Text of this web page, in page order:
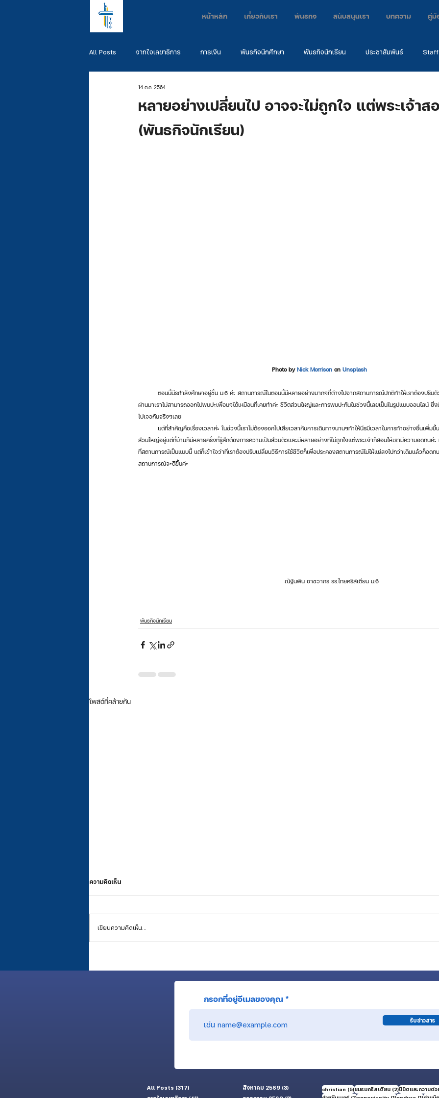
หน้าหลัก เกี่ยวกับเรา พันธกิจ สนับสนุนเรา บทความ คู่มื
All Posts จากใจเลขาธิการ การเงิน พันธกิจนักศึกษา พันธกิจนักเรียน ประชาสัมพันธ์ Staff
พันธกิจผู้สำเร็จการศึกษา
หลายอย่างเปลี่ยนไป อาจจะไม่ถูกใจ แต่พระเจ้า
(พันธกิจนักเรียน)
14 ต.ค. 2564
Photo by Nick Morrison on Unsplash
ผ่านมาเราไม่สามารถออกไปพบปะเพื่อนๆได้เหมือนที่เคยทำค่ะ ชีวิตส่วนใหญ่และการพบปะกันในช่วงนี้เลยเป็นในรูปแบบออนไลน์ ซึ่
ไปเจอกันจริงๆเลย
ส่วนใหญ่อยู่แต่ที่บ้านก็มีหลายครั้งที่รู้สึกต้องการความเป็นส่วนตัวและมีหลายอย่างทีไม่ถูกใจแต่พระเจ้าก็สอนให้เรามีความอดทนค่
ที่สถานการณ์เป็นแบบนี้ แต่ก็เข้าใจว่าที่เราต้องปรับเปลี่ยนวิธีการใช้ชีวิตก็เพื่อประคองสถานการณ์ไม่ให้แย่ลงไปกว่าเดิมแล้วก็อดท
สถานการณ์จะดีขึ้นค่ะ
ณัฐนพิน อาชวากร รร.ไทยคริสเตียน ม.6
พันธกิจนักเรียน
โพสต์ที่คล้ายกัน
ความคิดเห็น
เขียนความคิดเห็น…
กรอกที่อยู่อีเมลของคุณ
รับข่าวสาร
All Posts (317) สิงหาคม 2569 (3) christian (5)5 กระทู้
ชมรมคริสเตียน (2)2 กระทู้
นิมิตและความต่อ